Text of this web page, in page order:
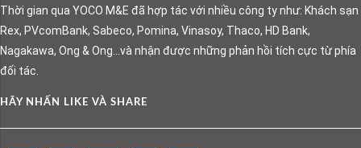
Thời gian qua YOCO M&E đã hợp tác với nhiều công ty như: Khách sạn
Rex, PVcomBank, Sabeco, Pomina, Vinasoy, Thaco, HD Bank,
Nagakawa, Ong & Ong…và nhận được những phản hồi tích cực từ phía
đối tác.
HÃY NHẤN LIKE VÀ SHARE